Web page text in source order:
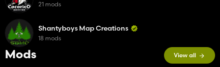
Mods View all
21 mods
Shantyboys Map Creations
18 mods